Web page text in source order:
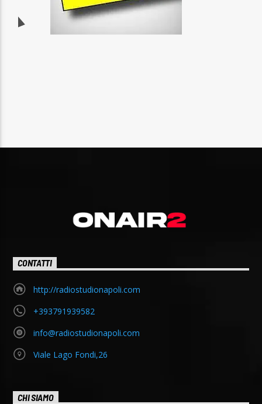
CONTATTI
http://radiostudionapoli.com
+393791939582
info@radiostudionapoli.com
Viale Lago Fondi,26
CHI SIAMO